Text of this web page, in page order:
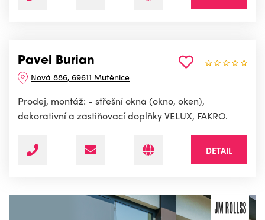
Pavel Burian
Nová 886, 69611 Mutěnice
Prodej, montáž: - střešní okna (okno, oken),
dekorativní a zastiňovací doplňky VELUX, FAKRO.
DETAIL